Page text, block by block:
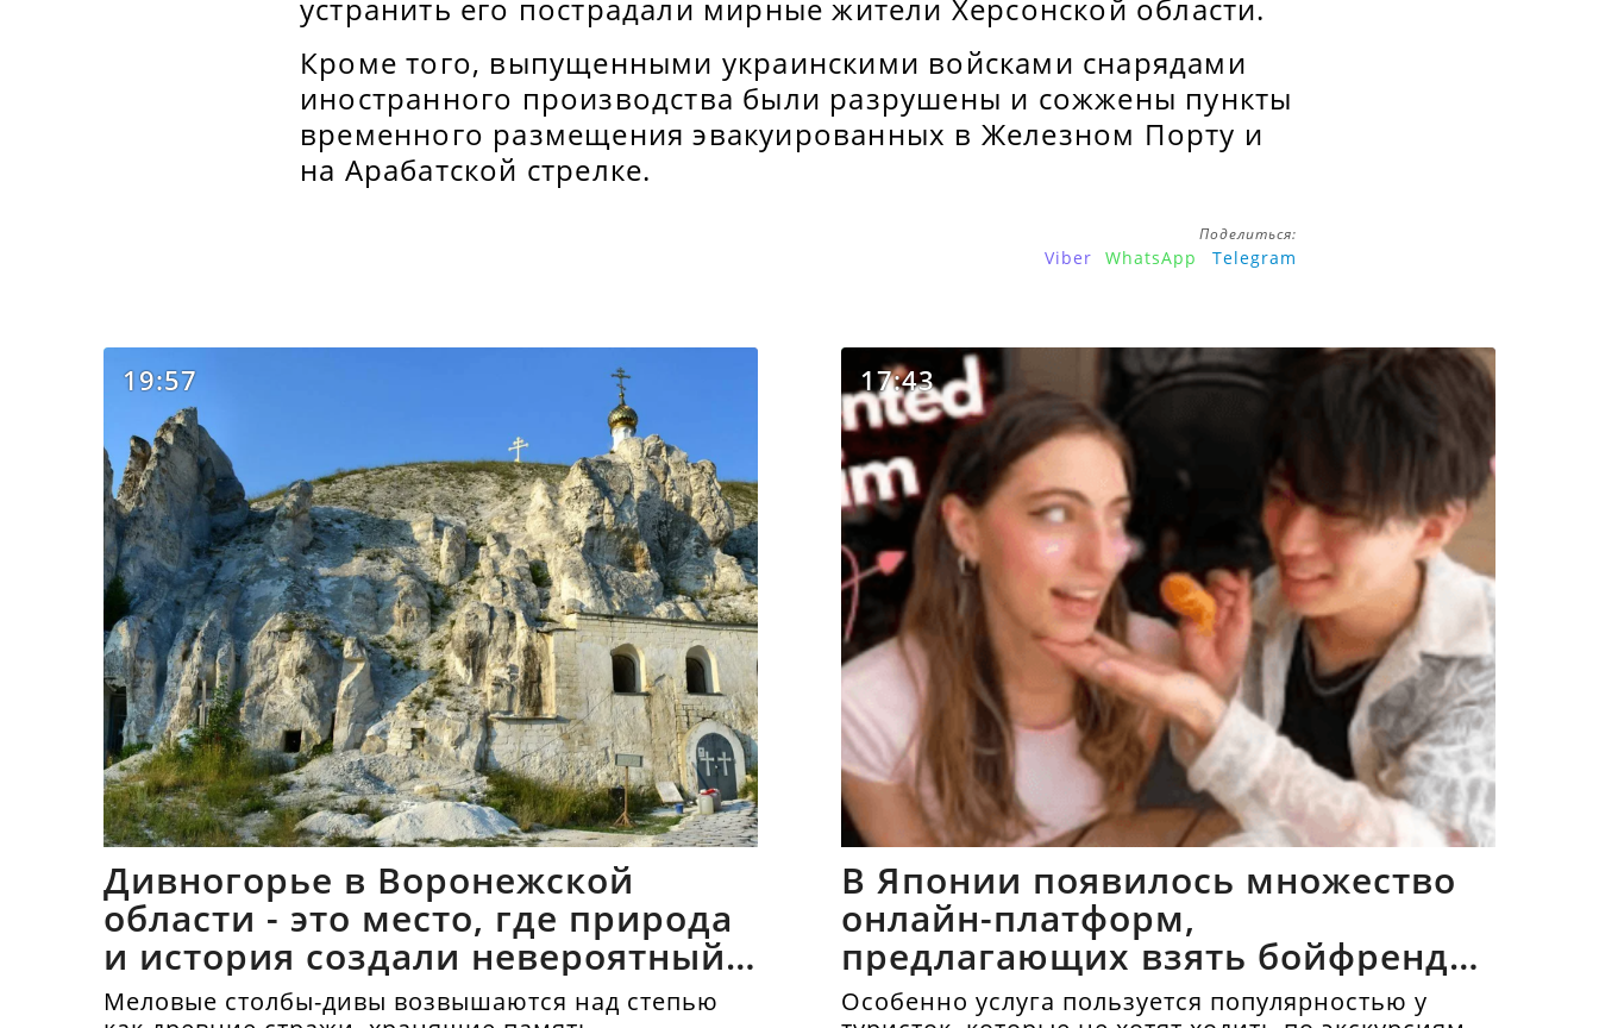
устранить его пострадали мирные жители Херсонской области.
Кроме того, выпущенными украинскими войсками снарядами
иностранного производства были разрушены и сожжены пункты
временного размещения эвакуированных в Железном Порту и
на Арабатской стрелке.
Поделиться:
Viber WhatsApp Telegram
19:57
Дивногорье в Воронежской
области - это место, где природа
и история создали невероятный
синтез
Меловые столбы-дивы возвышаются над степью
17:43
В Японии появилось множество
онлайн-платформ,
предлагающих взять бойфрендов
напрокат
Особенно услуга пользуется популярностью у